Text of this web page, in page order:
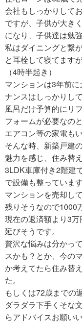
会社もしっかりして
ですが、子供が大き
になり、子供達は勉
私はダイニングと繋
と耳栓して寝てます
（4時半起き）
マンションは3年前
ナンスはしっかりして
風呂だけ予算的にリ
フォームが必要なの
エアコン等の家電も
そんな時、新築戸建
魅力を感じ、住み替
3LDK車庫付き2階建
で設備も整っています
マンションを売却し
残りそうなので1000
現在の返済額より3
延びそうです。
贅沢な悩みは分かっ
スかも？とか、今の
か考えてたら住み替
た。
もしくは72歳までの
ダラダラ下手くそな
らアドバイスお願い